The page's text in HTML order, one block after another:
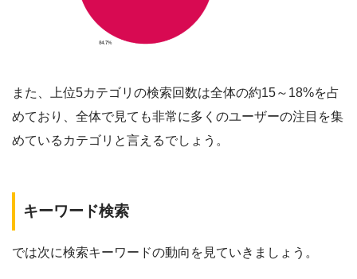
また、
上位5カテゴリの検索回数は全体の約15～18%を占
めており、全体で見ても非常に多くのユーザーの注目を集
めているカテゴリ と言えるでしょう。
キーワード検索
では次に検索キーワードの動向を見ていきましょう。